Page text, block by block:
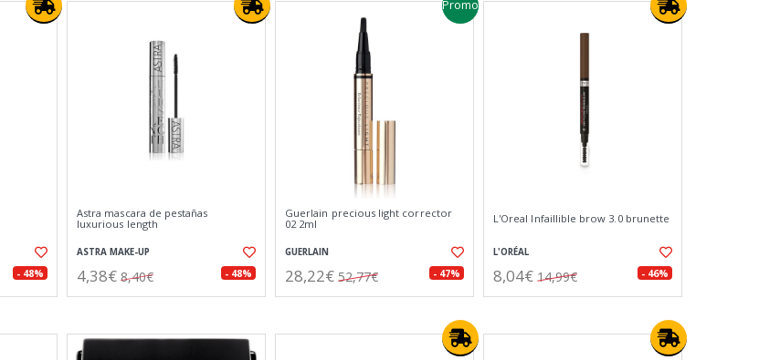
- 48%
Astra mascara de pestañas
luxurious length
ASTRA MAKE-UP
4,38€ 8,40€ - 48%
Promo
Guerlain precious light corrector
02 2ml
GUERLAIN
28,22€ 52,77€ - 47%
L'Oreal Infaillible brow 3.0 brunette
L'ORÉAL
8,04€ 14,99€ - 46%